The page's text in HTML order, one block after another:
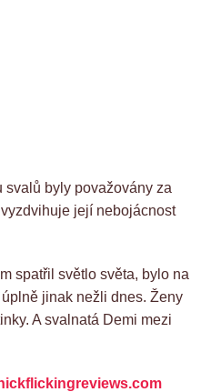
svalů byly považovány za
její nebojácnost
spatřil světlo světa, bylo na
jinak nežli dnes. Ženy
A svalnatá Demi mezi